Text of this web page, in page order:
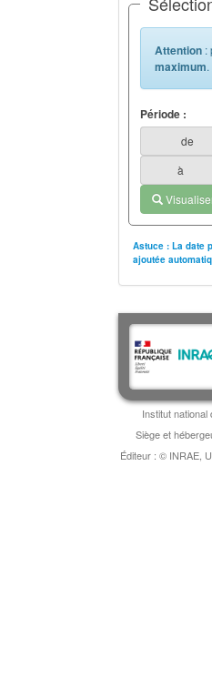
Attention :
maximum.
Période :
de
à
Astuce : La date
ajoutée
Institut
Siège et
Éditeur : © INRAE,